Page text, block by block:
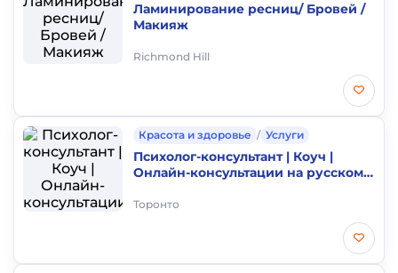
Ламинирование ресниц/ Бровей /
Макияж
Richmond Hill
Красота и здоровье / Услуги
Психолог-консультант | Коуч |
Онлайн-консультации на русском
Торонто